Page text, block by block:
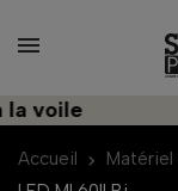
Accueil Matériel